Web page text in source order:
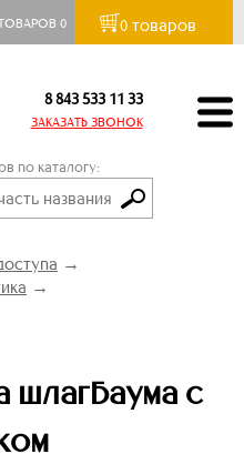
0 0 товаров
8 843 533 11 33
ЗАКАЗАТЬ ЗВОНОК
по каталогу:
→
→
шлагбаума с